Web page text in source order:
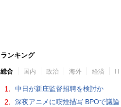
ランキング
総合 国内 政治 海外 経済 IT
1. 中日が新庄監督招聘を検討か
2. 深夜アニメに喫煙描写 BPOで議論